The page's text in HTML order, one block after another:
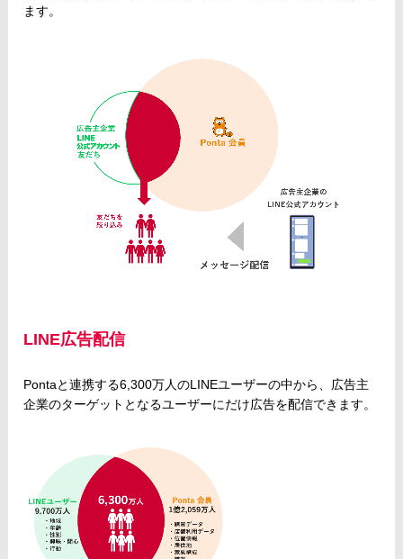
ます。
LINE広告配信
Pontaと連携する6,300万人のLINEユーザーの中から、広告主
企業のターゲットとなるユーザーにだけ広告を配信できます。